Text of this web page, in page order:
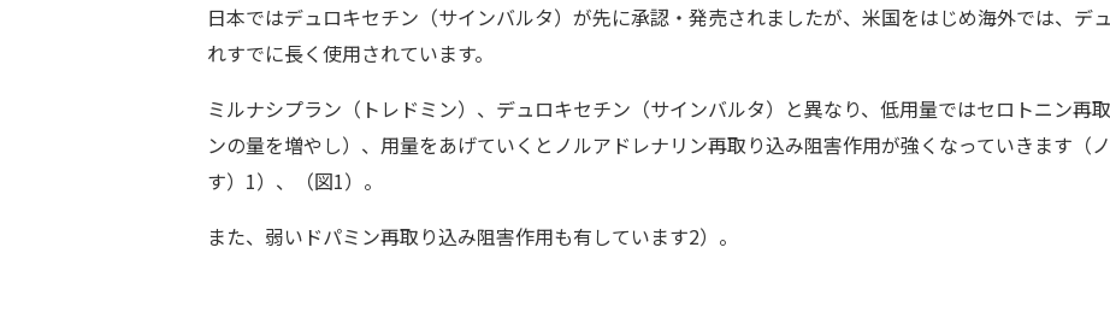
日本ではデュロキセチン（サインバルタ） が先に承認・発売されましたが、米国をはじめ海外では、デ
れすでに長く使用されています。
ミルナシプラン（トレドミン） 、デュロキセチン（サインバルタ）と異なり、低用量ではセロトニン再
ンの量を増やし）、用量をあげていくとノルアドレナリン再取り込み阻害作用が強くなっていきます（
す）1）、（図1）。
また、弱いドパミン再取り込み阻害作用も有しています2）。